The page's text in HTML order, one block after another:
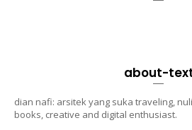
about-
dian nafi: arsitek yang suka traveling,
books, creative and digital enthusiast.